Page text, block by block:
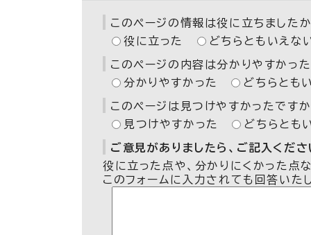
このページの情報は役に立ちましたか
役に立った
どちらともいえな
このページの内容は分かりやすかっ
分かりやすかった
どちらとも
このページは見つけやすかったですか
見つけやすかった
どちらとも
ご意見がありましたら、ご記入くだ
役に立った点や、分かりにくかった点
このフォームに入力されても回答いた